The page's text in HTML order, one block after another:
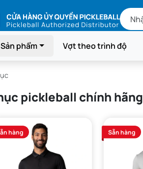
Sản phẩm Vợt theo trình độ
pickleball chính hãng
hàng Sẵn hàng